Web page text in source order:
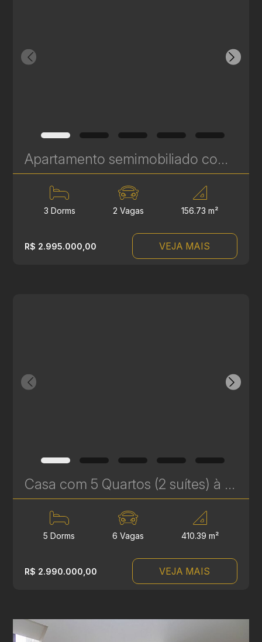
Apartamento semimobiliado com 3 quartos à venda no Talent Água Verde - 156 m² | Ref. 492
3 Dorms 2 Vagas 156.73 m²
R$ 2.995.000,00 VEJA MAIS
Casa com 5 Quartos (2 suítes) à Venda no Jardim Social em Curitiba – com Piscina e churrasqueira | Ref. 1747
5 Dorms 6 Vagas 410.39 m²
R$ 2.990.000,00 VEJA MAIS